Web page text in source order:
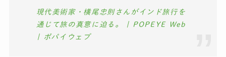
現代美術家・横尾忠則さんがインド旅行を
通じて旅の真意に迫る。 | POPEYE Web
| ポパイウェブ